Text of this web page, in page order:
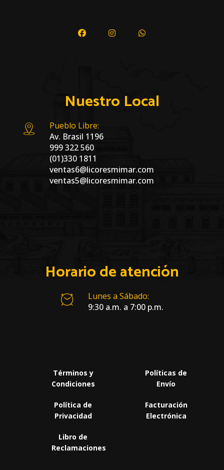
Nuestro Local
Pueblo Libre:
Av. Brasil 1196
999 322 560
(01)330 1811
ventas6@licoresmimar.com
ventas5@licoresmimar.com
Horario de atención
Lunes a Sábado:
9:30 a.m. a 7:00 p.m.
Términos y
Condiciones
Política de
Privacidad
Libro de
Reclamaciones
Políticas de
Envío
Facturación
Electrónica